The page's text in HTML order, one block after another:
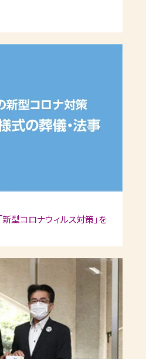
型コロナウィルス対策」を